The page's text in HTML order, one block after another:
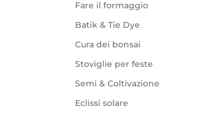
Fare il formaggio
Batik & Tie Dye
Cura dei bonsai
Stoviglie per feste
Semi & Coltivazione
Eclissi solare